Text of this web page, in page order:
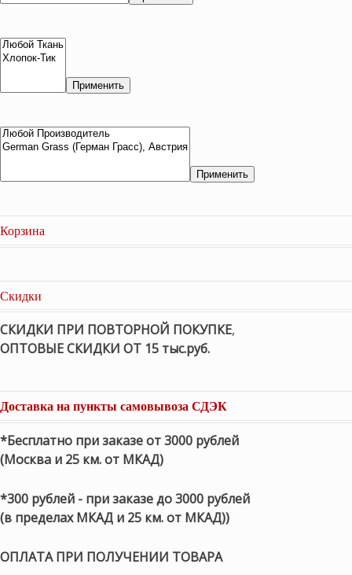
Применить
Применить
Корзина
Скидки
СКИДКИ ПРИ ПОВТОРНОЙ ПОКУПКЕ,
ОПТОВЫЕ СКИДКИ ОТ 15 тыс.руб.
Доставка на пункты самовывоза СДЭК
*Бесплатно при заказе от 3000 рублей
(Москва и 25 км. от МКАД)
*300 рублей - при заказе до 3000 рублей
(в пределах МКАД и 25 км. от МКАД))
ОПЛАТА ПРИ ПОЛУЧЕНИИ ТОВАРА